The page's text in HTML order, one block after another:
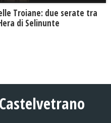
Troiane: due serate tra
di Selinunte